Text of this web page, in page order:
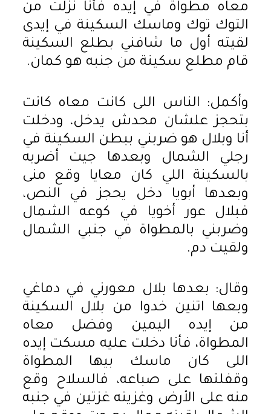
معاه مطواة في إيده فأنا نزلت من
التوك توك وماسك السكينة في إيدى
لقيته أول ما شافني بطلع السكينة
قام مطلع سكينة من جنبه هو كمان.
وأكمل: الناس اللى كانت معاه كانت
بتحجز علشان محدش يدخل، ودخلت
أنا وبلال هو ضربني ببطن السكينة في
رجلي الشمال وبعدها جيت أضربه
بالسكينة اللي كان معايا وقع منى
وبعدها أبويا دخل يحجز في النص،
فبلال عور أخويا في كوعه الشمال
وضربني بالمطواة في جنبي الشمال
ولقيت دم.
وقال: بعدها بلال معورني في دماغي
وبعها اتنين خدوا من بلال السكينة
من إيده اليمين وفضل معاه
المطواة، فأنا دخلت عليه مسكت إيده
اللى كان ماسك بيها المطواة
وقفلتها على صباعه، فالسلاح وقع
منه على الأرض وغزيته غزتين في جنبه